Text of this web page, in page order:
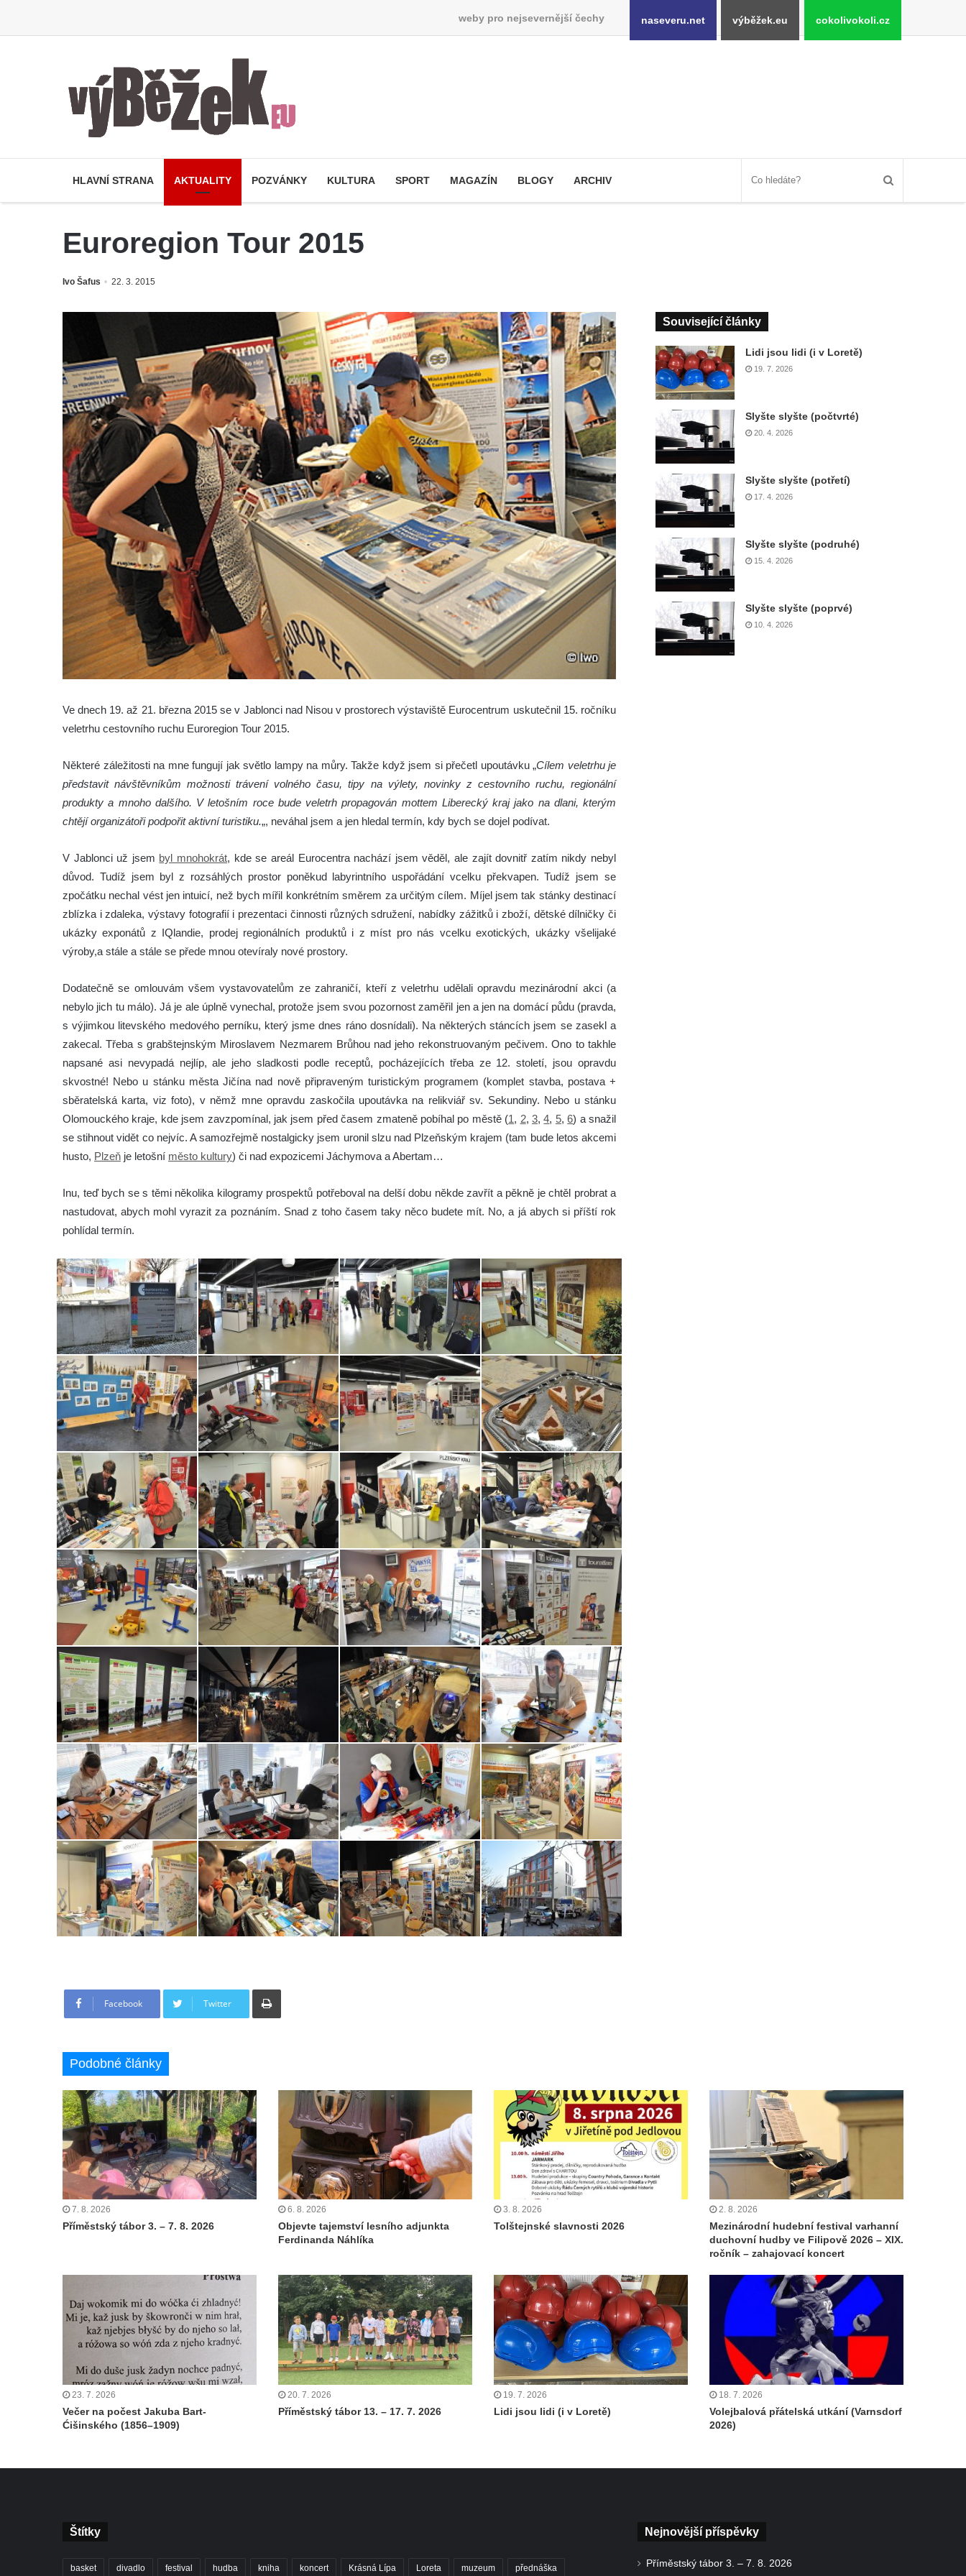
weby pro nejsevernější čechy naseveru.net výběžek.eu cokolivokoli.cz
HLAVNÍ STRANA AKTUALITY POZVÁNKY KULTURA SPORT MAGAZÍN BLOGY ARCHIV
Euroregion Tour 2015
Ivo Šafus 22. 3. 2015
Ve dnech 19. až 21. března 2015 se v Jablonci nad Nisou v prostorech výstaviště Eurocentrum uskutečnil 15. ročníku
veletrhu cestovního ruchu Euroregion Tour 2015.
Některé záležitosti na mne fungují jak světlo lampy na můry. Takže když jsem si přečetl upoutávku „Cílem veletrhu je
představit návštěvníkům možnosti trávení volného času, tipy na výlety, novinky z cestovního ruchu, regionální
produkty a mnoho dalšího. V letošním roce bude veletrh propagován mottem Liberecký kraj jako na dlani, kterým
chtějí organizátoři podpořit aktivní turistiku.„, neváhal jsem a jen hledal termín, kdy bych se dojel podívat.
V Jablonci už jsem byl mnohokrát, kde se areál Eurocentra nachází jsem věděl, ale zajít dovnitř zatím nikdy nebyl
důvod. Tudíž jsem byl z rozsáhlých prostor poněkud labyrintního uspořádání vcelku překvapen. Tudíž jsem se
zpočátku nechal vést jen intuicí, než bych mířil konkrétním směrem za určitým cílem. Míjel jsem tak stánky destinací
zblízka i zdaleka, výstavy fotografií i prezentaci činnosti různých sdružení, nabídky zážitků i zboží, dětské dílničky či
ukázky exponátů z IQlandie, prodej regionálních produktů i z míst pro nás vcelku exotických, ukázky všelijaké
výroby,a stále a stále se přede mnou otevíraly nové prostory.
Dodatečně se omlouvám všem vystavovatelům ze zahraničí, kteří z veletrhu udělali opravdu mezinárodní akci (a
nebylo jich tu málo). Já je ale úplně vynechal, protože jsem svou pozornost zaměřil jen a jen na domácí půdu (pravda,
s výjimkou litevského medového perníku, který jsme dnes ráno dosnídali). Na některých stáncích jsem se zasekl a
zakecal. Třeba s grabštejnským Miroslavem Nezmarem Brůhou nad jeho rekonstruovaným pečivem. Ono to takhle
napsané asi nevypadá nejlíp, ale jeho sladkosti podle receptů, pocházejících třeba ze 12. století, jsou opravdu
skvostné! Nebo u stánku města Jičína nad nově připraveným turistickým programem (komplet stavba, postava +
sběratelská karta, viz foto), v němž mne opravdu zaskočila upoutávka na relikviář sv. Sekundiny. Nebo u stánku
Olomouckého kraje, kde jsem zavzpomínal, jak jsem před časem zmateně pobíhal po městě (1, 2,3,4, 5,6) a snažil
se stihnout vidět co nejvíc. A samozřejmě nostalgicky jsem uronil slzu nad Plzeňským krajem (tam bude letos akcemi
husto, Plzeň je letošní město kultury) či nad expozicemi Jáchymova a Abertam…
Inu, teď bych se s těmi několika kilogramy prospektů potřeboval na delší dobu někde zavřít a pěkně je chtěl probrat a
nastudovat, abych mohl vyrazit za poznáním. Snad z toho časem taky něco budete mít. No, a já abych si příští rok
pohlídal termín.
Facebook Twitter
Tisknout
Související články
Lidi jsou lidi (i v Loretě)
19. 7. 2026
Slyšte slyšte (počtvrté)
20. 4. 2026
Slyšte slyšte (potřetí)
17. 4. 2026
Slyšte slyšte (podruhé)
15. 4. 2026
Slyšte slyšte (poprvé)
10. 4. 2026
Podobné články
7. 8. 2026
Příměstský tábor 3. – 7. 8. 2026
6. 8. 2026
Objevte tajemství lesního adjunkta
Ferdinanda Náhlíka
3. 8. 2026
Tolštejnské slavnosti 2026
2. 8. 2026
Mezinárodní hudební festival varhanní
duchovní hudby ve Filipově 2026 – XIX.
ročník – zahajovací koncert
23. 7. 2026
Večer na počest Jakuba Bart-
Ćišinského (1856–1909)
20. 7. 2026
Příměstský tábor 13. – 17. 7. 2026
19. 7. 2026
Lidi jsou lidi (i v Loretě)
18. 7. 2026
Volejbalová přátelská utkání (Varnsdorf
2026)
Štítky
basket divadlo festival hudba kniha koncert Krásná Lípa Loreta muzeum přednáška
Nejnovější příspěvky
Příměstský tábor 3. – 7. 8. 2026